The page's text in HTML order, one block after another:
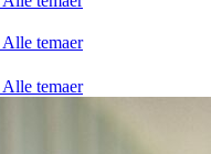
Alle temaer
Alle temaer